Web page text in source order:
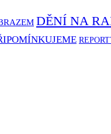
DĚNÍ NA